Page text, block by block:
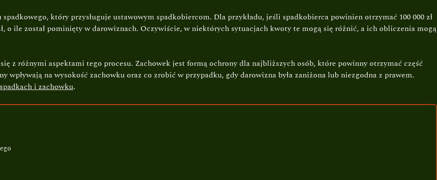
który przysługuje ustawowym spadkobiercom. Dla przykładu, jeśli spadkobierca powinien otrzymać 100 000 zł
o ile został pominięty w darowiznach. Oczywiście, w niektórych sytuacjach kwoty te mogą się różnić, a ich obliczenia mogą
z różnymi aspektami tego procesu. Zachowek jest formą ochrony dla najbliższych osób, które powinny otrzymać część
wpływają na wysokość zachowku oraz co zrobić w przypadku, gdy darowizna była zaniżona lub niezgodna z prawem.
spadkach i zachowku.